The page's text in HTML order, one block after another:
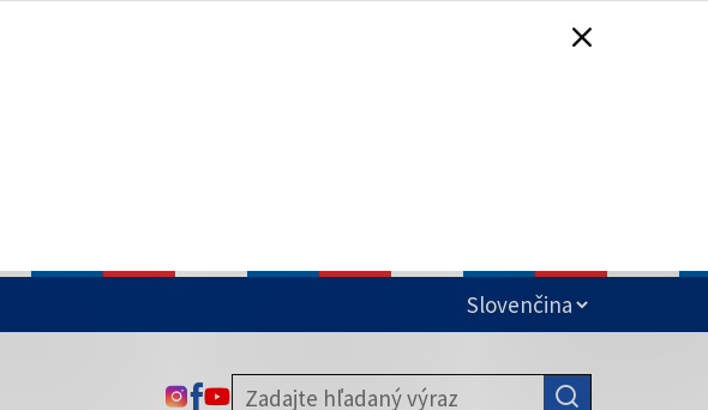
je zabezpečená
ODKAZ SA OTVORÍ NA NOVEJ KARTE
ODKAZ SA OTVORÍ NA NOVEJ KARTE
ODKAZ SA OTVORÍ NA NOVEJ KARTE